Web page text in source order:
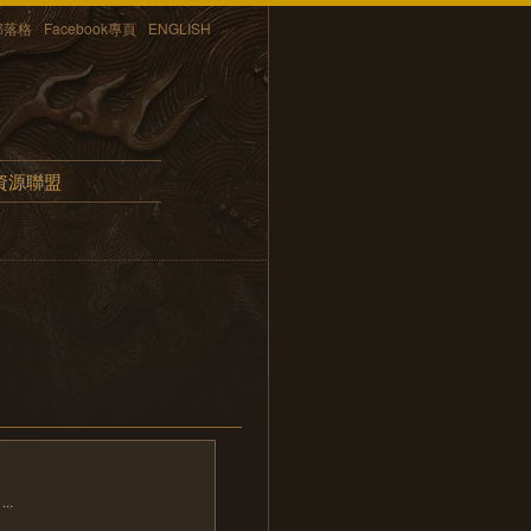
格 Facebook專頁 ENGLISH
源聯盟